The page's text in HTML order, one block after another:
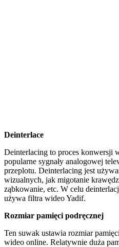
Deinterlace
Deinterlacing to proces konwersji
popularne sygnały analogowej
przeplotu. Deinterlacing jest
wizualnych, jak migotanie
ząbkowanie, etc. W celu
używa filtra wideo Yadif.
Rozmiar pamięci podręcznej
Ten suwak ustawia rozmiar
wideo online. Relatywnie duża